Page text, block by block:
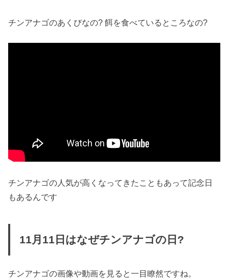
チンアナゴのあくびなの? 餌を食べているところなの?
チンアナゴの人気が高くなってきたこともあって記念日
もあるんです
11月11日はなぜチンアナゴの日?
チンアナゴの画像や動画を見ると一目瞭然ですね。